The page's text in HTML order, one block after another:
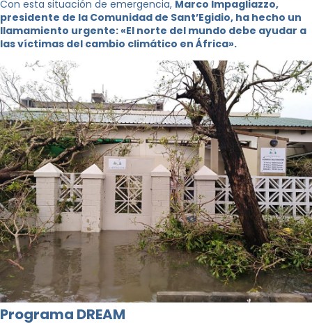
Con esta situación de emergencia, Marco Impagliazzo,
presidente de la Comunidad de Sant’Egidio, ha hecho un
llamamiento urgente: «El norte del mundo debe ayudar a
las víctimas del cambio climático en África».
Programa DREAM